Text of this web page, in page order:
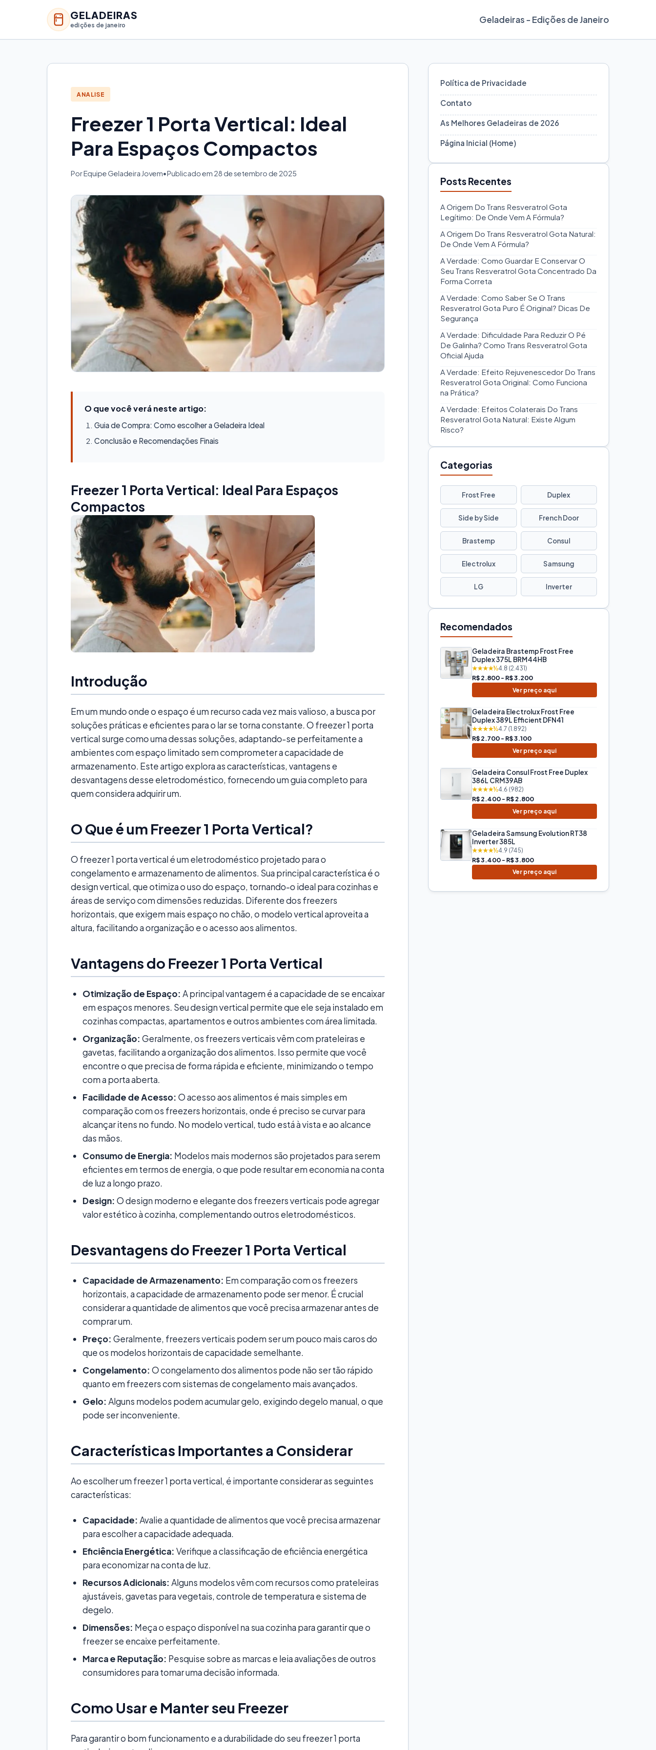
GELADEIRAS
edições de janeiro Geladeiras - Edições de Janeiro
ANALISE
Freezer 1 Porta Vertical: Ideal
Para Espaços Compactos
Por Equipe Geladeira Jovem•Publicado em 28 de setembro de 2025
O que você verá neste artigo:
Guia de Compra: Como escolher a Geladeira Ideal
Conclusão e Recomendações Finais
Freezer 1 Porta Vertical: Ideal Para Espaços
Compactos
Introdução
Em um mundo onde o espaço é um recurso cada vez mais valioso, a busca por
soluções práticas e eficientes para o lar se torna constante. O freezer 1 porta
vertical surge como uma dessas soluções, adaptando-se perfeitamente a
ambientes com espaço limitado sem comprometer a capacidade de
armazenamento. Este artigo explora as características, vantagens e
desvantagens desse eletrodoméstico, fornecendo um guia completo para
quem considera adquirir um.
O Que é um Freezer 1 Porta Vertical?
O freezer 1 porta vertical é um eletrodoméstico projetado para o
congelamento e armazenamento de alimentos. Sua principal característica é o
design vertical, que otimiza o uso do espaço, tornando-o ideal para cozinhas e
áreas de serviço com dimensões reduzidas. Diferente dos freezers
horizontais, que exigem mais espaço no chão, o modelo vertical aproveita a
altura, facilitando a organização e o acesso aos alimentos.
Vantagens do Freezer 1 Porta Vertical
Otimização de Espaço: A principal vantagem é a capacidade de se encaixar
em espaços menores. Seu design vertical permite que ele seja instalado em
cozinhas compactas, apartamentos e outros ambientes com área limitada.
Organização: Geralmente, os freezers verticais vêm com prateleiras e
gavetas, facilitando a organização dos alimentos. Isso permite que você
encontre o que precisa de forma rápida e eficiente, minimizando o tempo
com a porta aberta.
Facilidade de Acesso: O acesso aos alimentos é mais simples em
comparação com os freezers horizontais, onde é preciso se curvar para
alcançar itens no fundo. No modelo vertical, tudo está à vista e ao alcance
das mãos.
Consumo de Energia: Modelos mais modernos são projetados para serem
eficientes em termos de energia, o que pode resultar em economia na conta
de luz a longo prazo.
Design: O design moderno e elegante dos freezers verticais pode agregar
valor estético à cozinha, complementando outros eletrodomésticos.
Desvantagens do Freezer 1 Porta Vertical
Capacidade de Armazenamento: Em comparação com os freezers
horizontais, a capacidade de armazenamento pode ser menor. É crucial
considerar a quantidade de alimentos que você precisa armazenar antes de
comprar um.
Preço: Geralmente, freezers verticais podem ser um pouco mais caros do
que os modelos horizontais de capacidade semelhante.
Congelamento: O congelamento dos alimentos pode não ser tão rápido
quanto em freezers com sistemas de congelamento mais avançados.
Gelo: Alguns modelos podem acumular gelo, exigindo degelo manual, o que
pode ser inconveniente.
Características Importantes a Considerar
Ao escolher um freezer 1 porta vertical, é importante considerar as seguintes
características:
Capacidade: Avalie a quantidade de alimentos que você precisa armazenar
para escolher a capacidade adequada.
Eficiência Energética: Verifique a classificação de eficiência energética
para economizar na conta de luz.
Recursos Adicionais: Alguns modelos vêm com recursos como prateleiras
ajustáveis, gavetas para vegetais, controle de temperatura e sistema de
degelo.
Dimensões: Meça o espaço disponível na sua cozinha para garantir que o
freezer se encaixe perfeitamente.
Marca e Reputação: Pesquise sobre as marcas e leia avaliações de outros
consumidores para tomar uma decisão informada.
Como Usar e Manter seu Freezer
Para garantir o bom funcionamento e a durabilidade do seu freezer 1 porta
Política de Privacidade
Contato
As Melhores Geladeiras de 2026
Página Inicial (Home)
Posts Recentes
A Origem Do Trans Resveratrol Gota
Legítimo: De Onde Vem A Fórmula?
A Origem Do Trans Resveratrol Gota Natural:
De Onde Vem A Fórmula?
A Verdade: Como Guardar E Conservar O
Seu Trans Resveratrol Gota Concentrado Da
Forma Correta
A Verdade: Como Saber Se O Trans
Resveratrol Gota Puro É Original? Dicas De
Segurança
A Verdade: Dificuldade Para Reduzir O Pé
De Galinha? Como Trans Resveratrol Gota
Oficial Ajuda
A Verdade: Efeito Rejuvenescedor Do Trans
Resveratrol Gota Original: Como Funciona
na Prática?
A Verdade: Efeitos Colaterais Do Trans
Resveratrol Gota Natural: Existe Algum
Risco?
Categorias
Frost Free Duplex
Side by Side French Door
Brastemp Consul
Electrolux Samsung
LG Inverter
Recomendados
Geladeira Brastemp Frost Free
Duplex 375L BRM44HB
★★★★½4.8 (2.431)
R$ 2.800 - R$ 3.200
Ver preço aqui
Geladeira Electrolux Frost Free
Duplex 389L Efficient DFN41
★★★★½4.7 (1.892)
R$ 2.700 - R$ 3.100
Ver preço aqui
Geladeira Consul Frost Free Duplex
386L CRM39AB
★★★★½4.6 (982)
R$ 2.400 - R$ 2.800
Ver preço aqui
Geladeira Samsung Evolution RT38
Inverter 385L
★★★★½4.9 (745)
R$ 3.400 - R$ 3.800
Ver preço aqui